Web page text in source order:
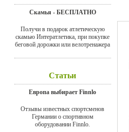
Скамья - БЕСПЛАТНО
Получи в подарок атлетическую
скамью Интератлетика, при покупке
беговой дорожки или велотренажера
Статьи
Европа выбирает Finnlo
Отзывы известных спортсменов
Германии о спортивном
оборудовании Finnlo.